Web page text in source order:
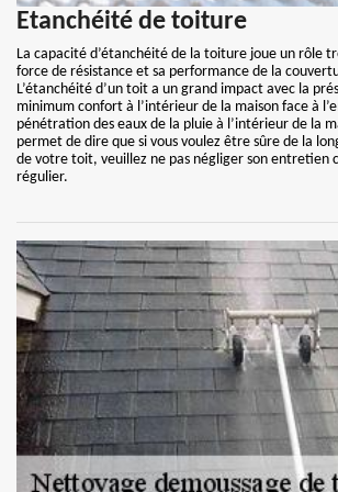
Etanchéité de toiture
La capacité d’étanchéité de la toiture joue un rôle
force de résistance et sa performance de la
L’étanchéité d’un toit a un grand impact avec la
minimum confort à l’intérieur de la maison face à
pénétration des eaux de la pluie à l’intérieur de la
permet de dire que si vous voulez être sûre de la
de votre toit, veuillez ne pas négliger son entretien
régulier.